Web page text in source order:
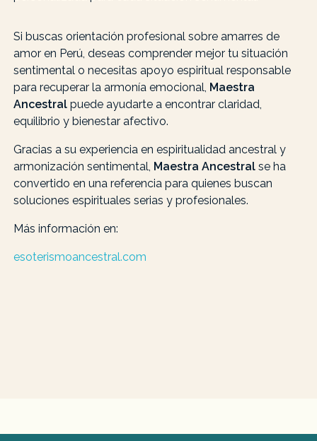
Si buscas orientación profesional sobre amarres de
amor en Perú, deseas comprender mejor tu situación
sentimental o necesitas apoyo espiritual responsable
para recuperar la armonía emocional, Maestra
Ancestral puede ayudarte a encontrar claridad,
equilibrio y bienestar afectivo.
Gracias a su experiencia en espiritualidad ancestral y
armonización sentimental, Maestra Ancestral se ha
convertido en una referencia para quienes buscan
soluciones espirituales serias y profesionales.
Más información en:
esoterismoancestral.com